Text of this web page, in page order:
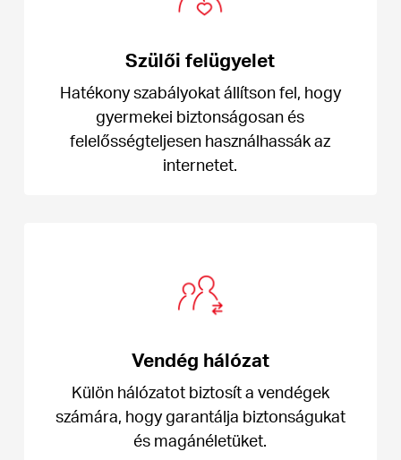
Szülői felügyelet
Hatékony szabályokat állítson fel, hogy
gyermekei biztonságosan és
felelősségteljesen használhassák az
internetet.
Vendég hálózat
Külön hálózatot biztosít a vendégek
számára, hogy garantálja biztonságukat
és magánéletüket.